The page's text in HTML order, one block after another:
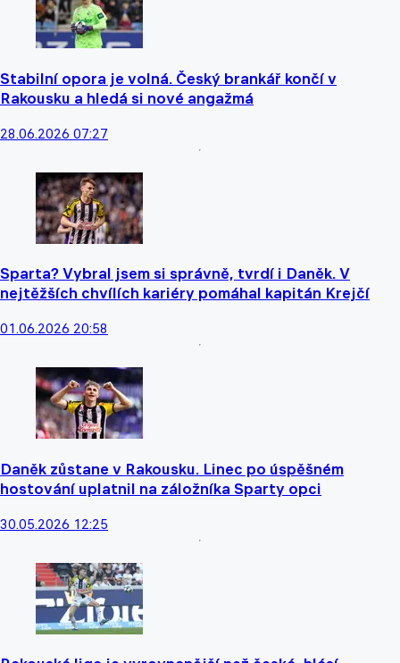
Stabilní opora je volná. Český brankář končí v
Rakousku a hledá si nové angažmá
28.06.2026 07:27
Sparta? Vybral jsem si správně, tvrdí i Daněk. V
nejtěžších chvílích kariéry pomáhal kapitán Krejčí
01.06.2026 20:58
Daněk zůstane v Rakousku. Linec po úspěšném
hostování uplatnil na záložníka Sparty opci
30.05.2026 12:25